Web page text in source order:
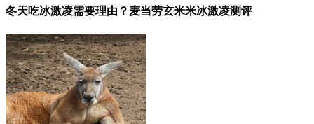
冬天吃冰激凌需要理由？麦当劳玄米米冰激凌测评